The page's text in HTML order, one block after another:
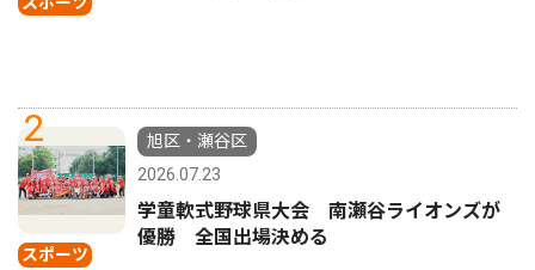
2
スポーツ
旭区・瀬谷区
2026.07.23
学童軟式野球県大会 南瀬谷ライオンズが
優勝 全国出場決める